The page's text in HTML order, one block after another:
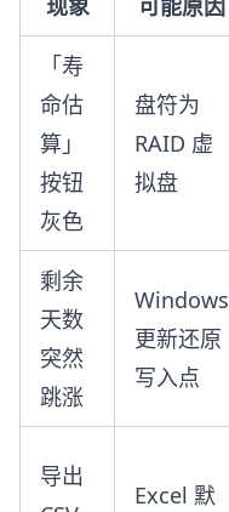
现象 可能原因
「寿
命估
算」
按钮
灰色
盘符为
RAID 虚
拟盘
剩余
天数
突然
跳涨
Windows
更新还原
写入点
导出
Excel 默